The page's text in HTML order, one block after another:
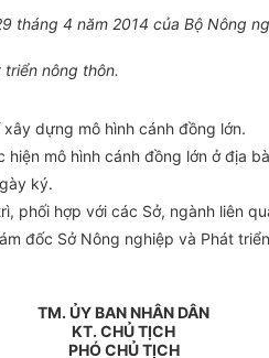
tháng 4 năm 2014 của Bộ Nông
nông thôn.
dựng mô hình cánh đồng lớn.
mô hình cánh đồng lớn ở địa
ký.
phối hợp với các Sở, ngành liên
đốc Sở Nông nghiệp và Phát
TM. ỦY BAN NHÂN DÂN
KT. CHỦ TỊCH
PHÓ CHỦ TỊCH